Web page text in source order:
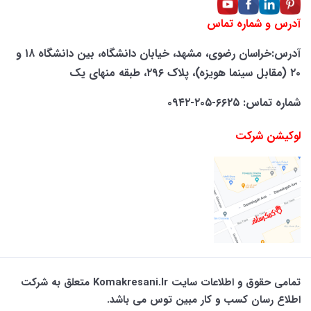
آدرس و شماره تماس
آدرس:خراسان رضوی، مشهد، خیابان دانشگاه، بین دانشگاه ۱۸ و
۲۰ (مقابل سینما هویزه)، پلاک ۲۹۶، طبقه منهای یک
شماره تماس: ۶۶۲۵-۲۰۵-۰۹۴۲
لوکیشن شرکت
تمامی حقوق و اطلاعات سایت Komakresani.ir متعلق به شرکت
اطلاع رسان کسب و کار مبین توس می باشد.